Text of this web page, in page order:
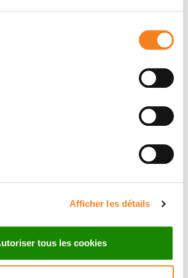
Afficher les détails
tous les cookies